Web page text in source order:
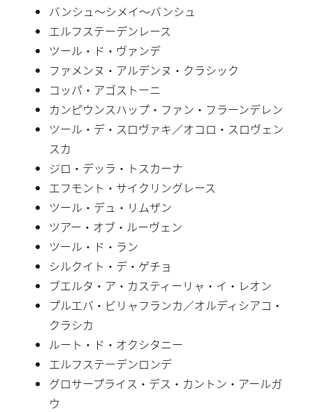
バンシュ〜シメイ〜バンシュ
エルフステーデンレース
ツール・ド・ヴァンデ
ファメンヌ・アルデンヌ・クラシック
コッパ・アゴストーニ
カンピウンスハップ・ファン・フラーンデレン
ツール・デ・スロヴァキ／オコロ・スロヴェン
スカ
ジロ・デッラ・トスカーナ
エフモント・サイクリングレース
ツール・デュ・リムザン
ツアー・オブ・ルーヴェン
ツール・ド・ラン
シルクイト・デ・ゲチョ
ブエルタ・ア・カスティーリャ・イ・レオン
プルエバ・ビリャフランカ／オルディシアコ・
クラシカ
ルート・ド・オクシタニー
エルフステーデンロンデ
グロサープライス・デス・カントン・アールガ
ウ